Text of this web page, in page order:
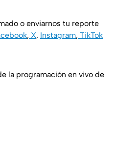
o enviarnos tu reporte
, X, Instagram, TikTok
la programación en vivo de